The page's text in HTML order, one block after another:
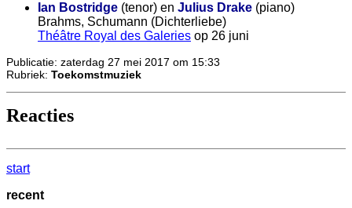
Ian Bostridge (tenor) en Julius Drake (piano)
Brahms, Schumann (Dichterliebe)
Théâtre Royal des Galeries op 26 juni
Publicatie: zaterdag 27 mei 2017 om 15:33
Rubriek: Toekomstmuziek
Reacties
start
recent